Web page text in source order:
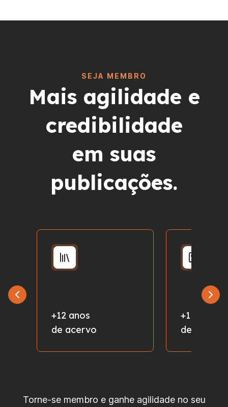
SEJA MEMBRO
Mais agilidade e
credibilidade
em suas
publicações.
+12 anos
de acervo
+1 milhão
de fotos
Torne-se membro e ganhe agilidade no seu